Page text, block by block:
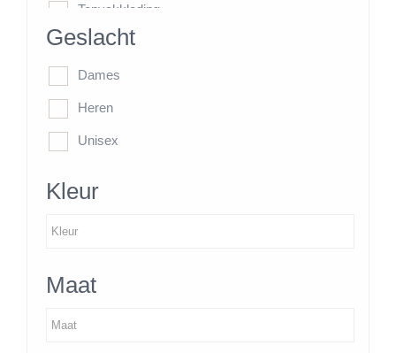
Topvakkleding
Tricorp
Geslacht
Dames
Heren
Unisex
Kleur
Maat